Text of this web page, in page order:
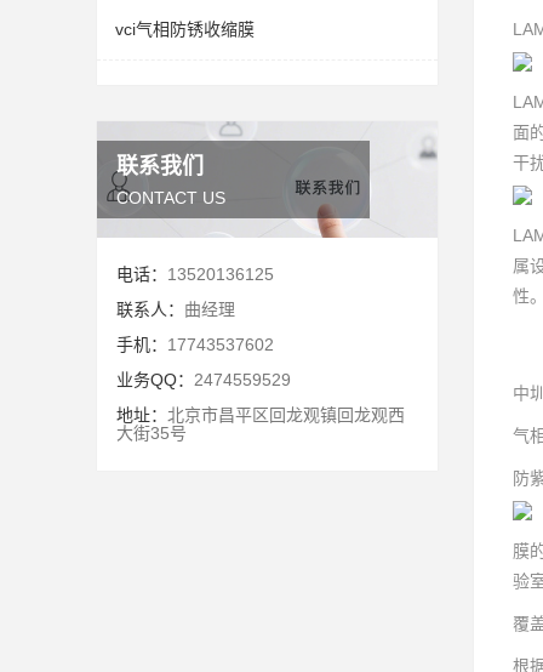
vci气相防锈收缩膜
联系我们
CONTACT US
电话： 13520136125
联系人： 曲经理
手机： 17743537602
业务QQ： 2474559529
地址： 北京市昌平区回龙观镇回龙观西
大街35号
面
干
属
性
中
气
防
膜
验
覆
根